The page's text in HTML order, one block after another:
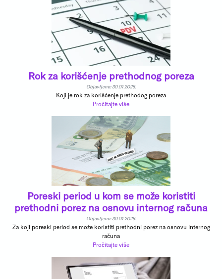
Rok za korišćenje prethodnog poreza
Objavljeno: 30.01.2026.
Koji je rok za korišćenje prethodog poreza
Pročitajte više
Poreski period u kom se može koristiti
prethodni porez na osnovu internog računa
Objavljeno: 30.01.2026.
Za koji poreski period se može koristiti prethodni porez na osnovu internog
računa
Pročitajte više